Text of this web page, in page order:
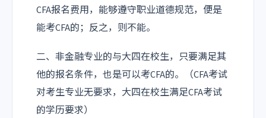
CFA报名费用，能够遵守职业道德规范，便是
能考CFA的；反之，则不能。
二、非金融专业的与大四在校生，只要满足其
他的报名条件，也是可以考CFA的。（CFA考试
对考生专业无要求，大四在校生满足CFA考试
的学历要求）